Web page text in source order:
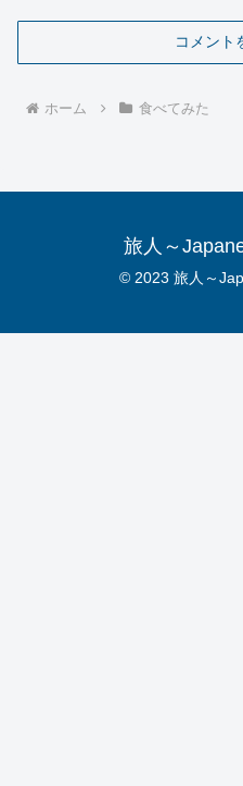
コメント
ホーム 食べてみた
旅人～
© 2023 旅人～